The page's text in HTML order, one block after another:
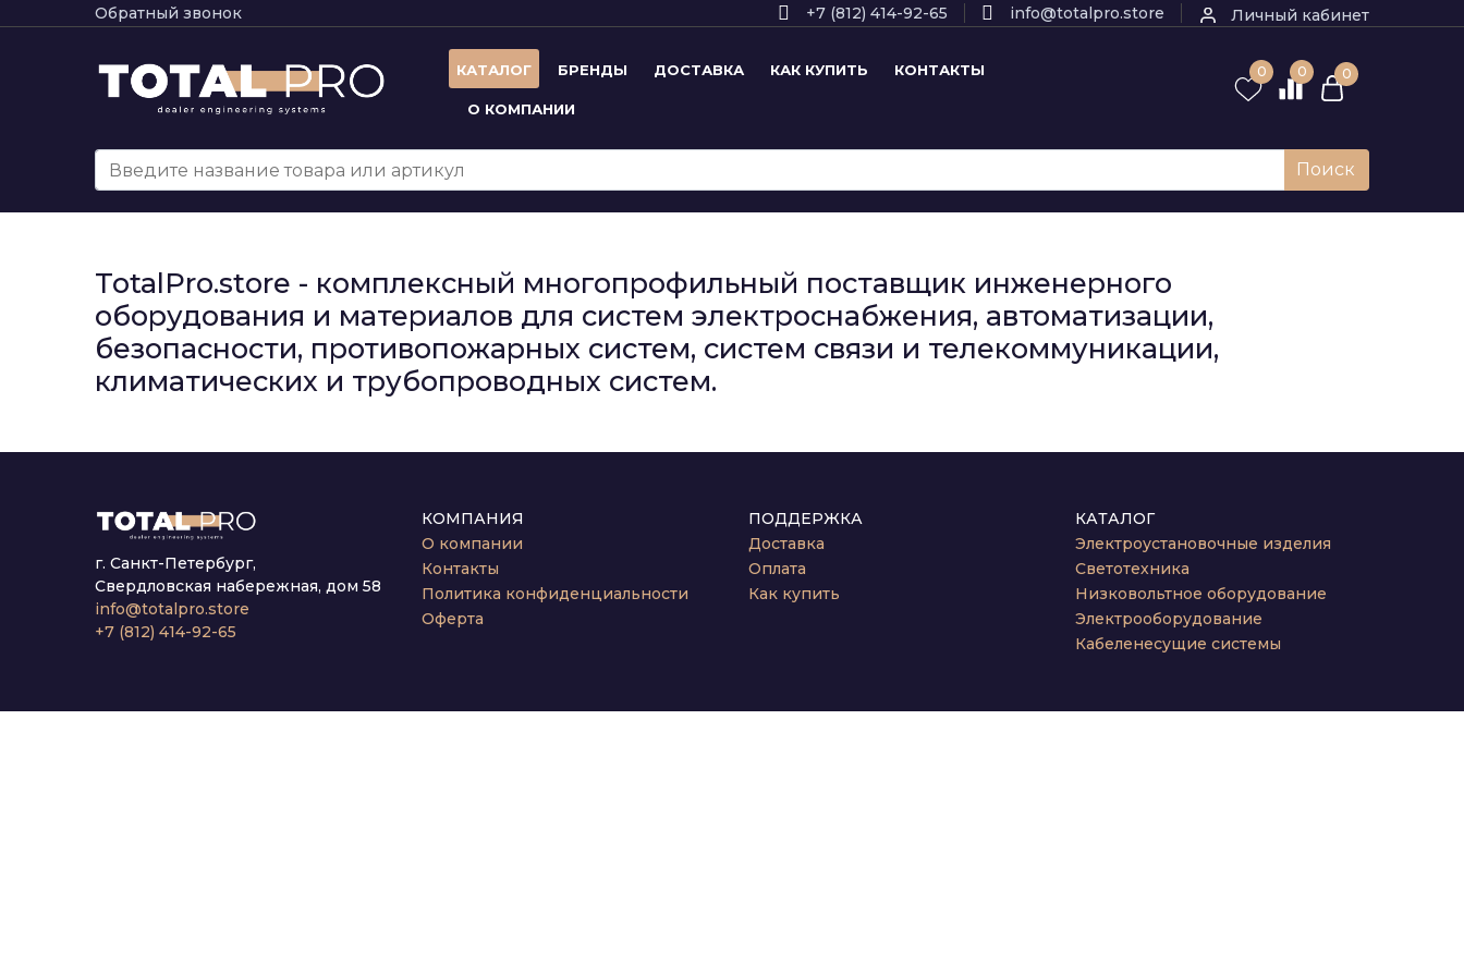
Обратный звонок +7 (812) 414-92-65 info@totalpro.store Личный кабинет
КАТАЛОГ БРЕНДЫ ДОСТАВКА КАК КУПИТЬ КОНТАКТЫ
О КОМПАНИИ
0 0 0
Поиск
TotalPro.store - комплексный многопрофильный поставщик инженерного
оборудования и материалов для систем электроснабжения, автоматизации,
безопасности, противопожарных систем, систем связи и телекоммуникации,
климатических и трубопроводных систем.
г. Санкт-Петербург,
Свердловская набережная, дом 58
info@totalpro.store
+7 (812) 414-92-65
КОМПАНИЯ
О компании
Контакты
Политика конфиденциальности
Оферта
ПОДДЕРЖКА
Доставка
Оплата
Как купить
КАТАЛОГ
Электроустановочные изделия
Светотехника
Низковольтное оборудование
Электрооборудование
Кабеленесущие системы